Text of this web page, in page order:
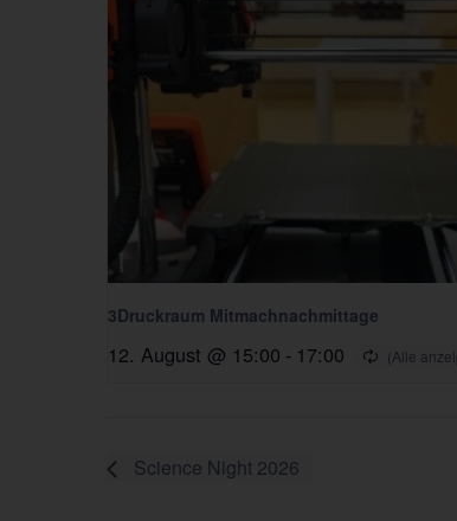
3Druckraum Mitmachnachmittage
12. August @ 15:00 - 17:00
Science Night 2026